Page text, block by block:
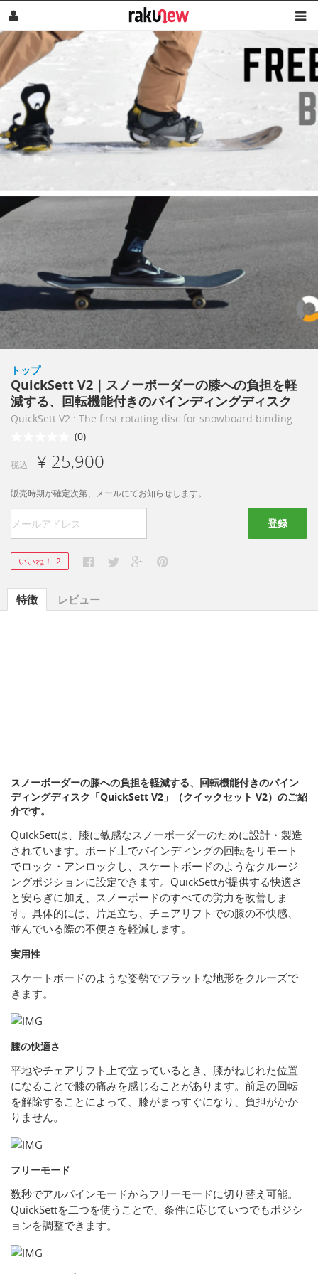
トップ
QuickSett V2｜スノーボーダーの膝への負担を軽
減する、回転機能付きのバインディングディスク
QuickSett V2 : The first rotating disc for snowboard binding
(0)
税込 ¥ 25,900
販売時期が確定次第、メールにてお知らせします。
登録
いいね！ 2
特徴 レビュー
スノーボーダーの膝への負担を軽減する、回転機能付きのバイン
ディングディスク「QuickSett V2」（クイックセット V2）のご紹
介です。
QuickSettは、膝に敏感なスノーボーダーのために設計・製造
されています。ボード上でバインディングの回転をリモート
でロック・アンロックし、スケートボードのようなクルージ
ングポジションに設定できます。QuickSettが提供する快適さ
と安らぎに加え、スノーボードのすべての労力を改善しま
す。具体的には、片足立ち、チェアリフトでの膝の不快感、
並んでいる際の不便さを軽減します。
実用性
スケートボードのような姿勢でフラットな地形をクルーズで
きます。
膝の快適さ
平地やチェアリフト上で立っているとき、膝がねじれた位置
になることで膝の痛みを感じることがあります。前足の回転
を解除することによって、膝がまっすぐになり、負担がかか
りません。
フリーモード
数秒でアルパインモードからフリーモードに切り替え可能。
QuickSettを二つを使うことで、条件に応じていつでもポジシ
ョンを調整できます。